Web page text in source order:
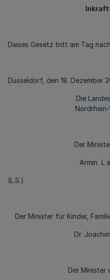
Dieses Gesetz tritt am Tag
Düsseldorf, den 18. Dezember
Die
Der
Armin L
(L.S.)
Der Minister für Kinder,
Dr.
Der Minister